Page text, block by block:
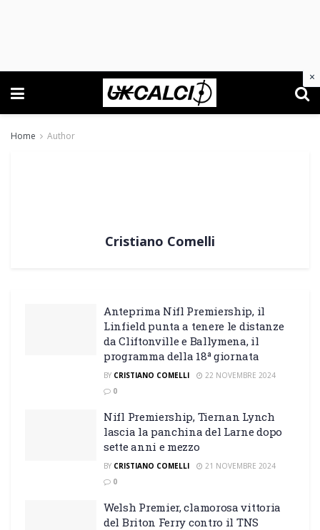
Home Author
Cristiano Comelli
Anteprima Nifl Premiership, il
Linfield punta a tenere le distanze
da Cliftonville e Ballymena, il
programma della 18ª giornata
BY CRISTIANO COMELLI
22 NOVEMBRE 2024
0
Nifl Premiership, Tiernan Lynch
lascia la panchina del Larne dopo
sette anni e mezzo
BY CRISTIANO COMELLI
21 NOVEMBRE 2024
0
Welsh Premier, clamorosa vittoria
del Briton Ferry contro il TNS
×